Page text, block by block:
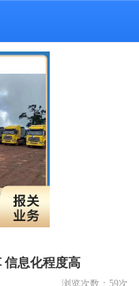
信息化程度高
浏览次数： 59次